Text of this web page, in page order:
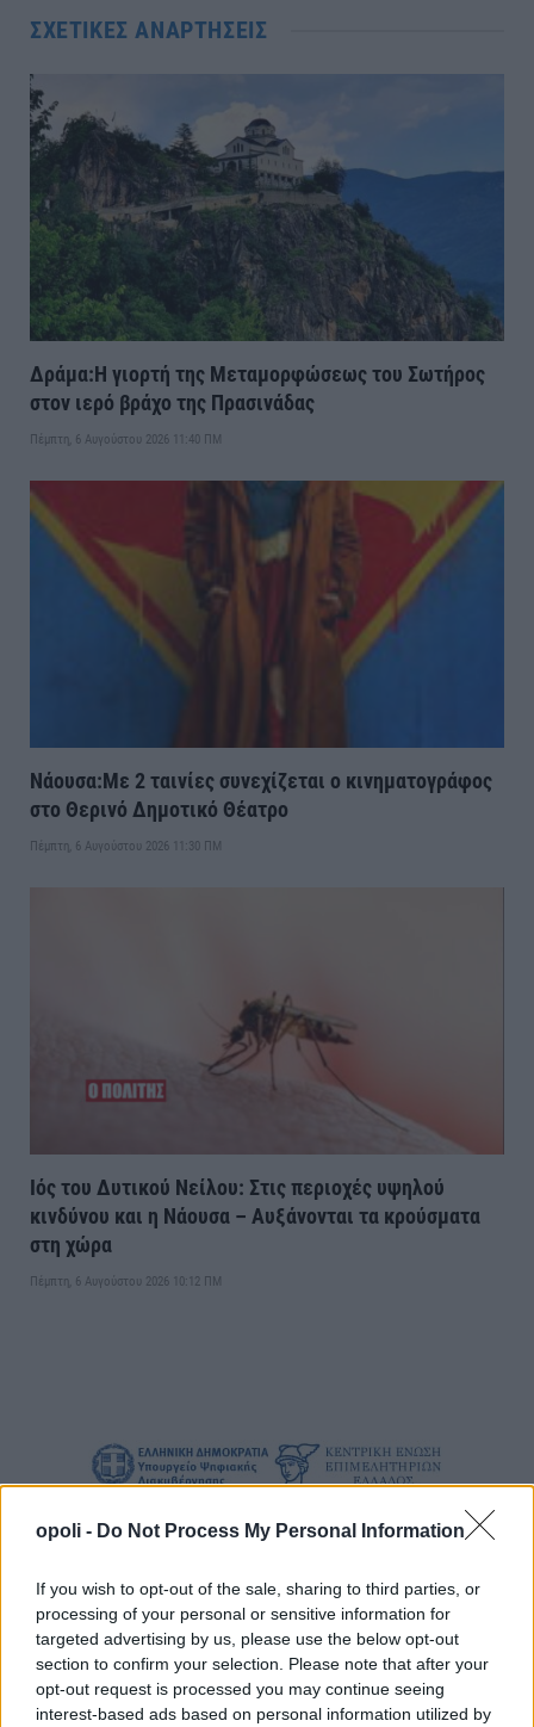
opoli - Do Not Process My Personal Information
If you wish to opt-out of the sale, sharing to third parties, or
processing of your personal or sensitive information for
targeted advertising by us, please use the below opt-out
section to confirm your selection. Please note that after your
opt-out request is processed you may continue seeing
interest-based ads based on personal information utilized by
ΣΧΕΤΙΚΈΣ ΑΝΑΡΤΉΣΕΙΣ
Δράμα:Η γιορτή της Μεταμορφώσεως του Σωτήρος
στον ιερό βράχο της Πρασινάδας
Πέμπτη, 6 Αυγούστου 2026 11:40 ΠΜ
Νάουσα:Με 2 ταινίες συνεχίζεται ο κινηματογράφος
στο Θερινό Δημοτικό Θέατρο
Πέμπτη, 6 Αυγούστου 2026 11:30 ΠΜ
Ιός του Δυτικού Νείλου: Στις περιοχές υψηλού
κινδύνου και η Νάουσα – Αυξάνονται τα κρούσματα
στη χώρα
Πέμπτη, 6 Αυγούστου 2026 10:12 ΠΜ